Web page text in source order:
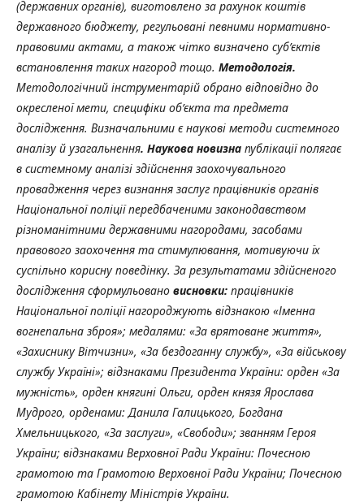
(державних органів), виготовлено за рахунок коштів
державного бюджету, регульовані певними нормативно-
правовими актами, а також чітко визначено суб’єктів
встановлення таких нагород тощо. Методологія.
Методологічний інструментарій обрано відповідно до
окресленої мети, специфіки об’єкта та предмета
дослідження. Визначальними є наукові методи системного
аналізу й узагальнення. Наукова новизна публікації полягає
в системному аналізі здійснення заохочувального
провадження через визнання заслуг працівників органів
Національної поліції передбаченими законодавством
різноманітними державними нагородами, засобами
правового заохочення та стимулювання, мотивуючи їх
суспільно корисну поведінку. За результатами здійсненого
дослідження сформульовано висновки: працівників
Національної поліції нагороджують відзнакою «Іменна
вогнепальна зброя»; медалями: «За врятоване життя»,
«Захиснику Вітчизни», «За бездоганну службу», «За військову
службу Україні»; відзнаками Президента України: орден «За
мужність», орден княгині Ольги, орден князя Ярослава
Мудрого, орденами: Данила Галицького, Богдана
Хмельницького, «За заслуги», «Свободи»; званням Героя
України; відзнаками Верховної Ради України: Почесною
грамотою та Грамотою Верховної Ради України; Почесною
грамотою Кабінету Міністрів України.